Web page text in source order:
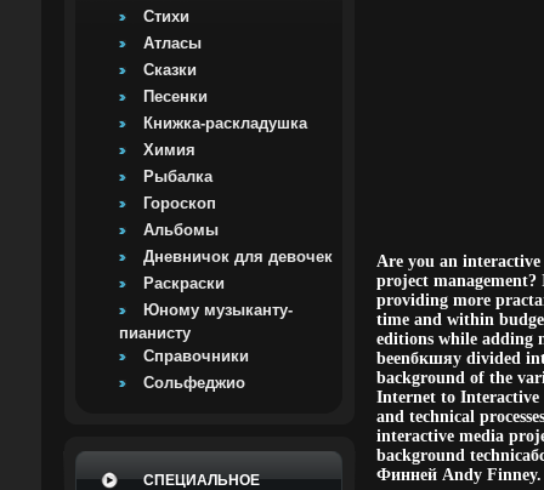
Стихи
Атласы
Сказки
Песенки
Книжка-раскладушка
Химия
Рыбалка
Гороскоп
Альбомы
Дневничок для девочек
Раскраски
Юному музыканту-
пианисту
Справочники
Сольфеджио
СПЕЦИАЛЬНОЕ
Are you an
project
providing more
time and within
editions while adding
beenбкшяу divided
background of the
Internet to Interactive
and technical
interactive media
background
Финней Andy Finney.